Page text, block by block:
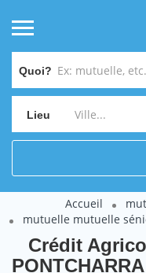
Quoi?
Lieu
Accueil
mutuelle mutuelle
Crédit